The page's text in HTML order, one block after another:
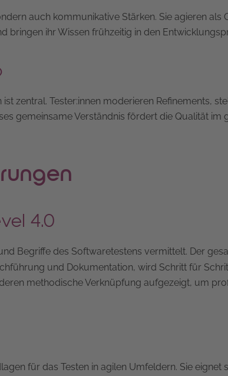
auch kommunikative Stärken. Sie agieren als
bringen ihr Wissen frühzeitig in den
zentral. Tester:innen moderieren Refinements,
gemeinsame Verständnis fördert die Qualität im
4.0
Begriffe des Softwaretestens vermittelt. Der
und Dokumentation, wird Schritt für
methodische Verknüpfung aufgezeigt, um
für das Testen in agilen Umfeldern. Sie eignet